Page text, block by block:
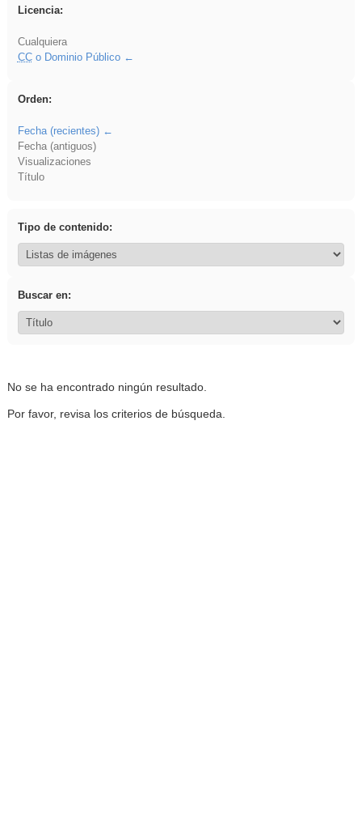
Licencia:
Cualquiera
CCo Dominio Público
Orden:
Fecha (recientes)
Fecha (antiguos)
Visualizaciones
Título
Tipo de contenido:
Buscar en:
No se ha encontrado ningún resultado.
Por favor, revisa los criterios de búsqueda.